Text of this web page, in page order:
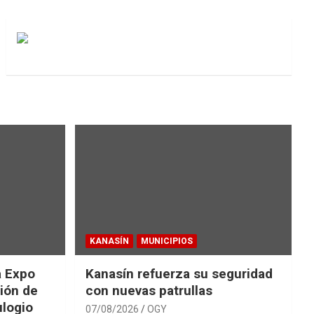
Expo
de
KANASÍN MUNICIPIOS
Kanasín refuerza su seguridad
con nuevas patrullas
07/08/2026 OGY